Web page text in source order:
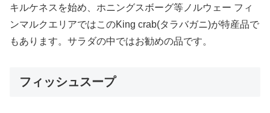
キルケネスを始め、ホニングスボーグ等ノルウェー フィ
ンマルクエリアではこのKing crab(タラバガニ)が特産品で
もあります。サラダの中ではお勧めの品です。
フィッシュスープ